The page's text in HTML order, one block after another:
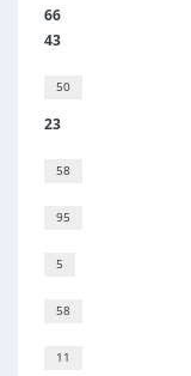
66
43
50
23
58
95
5
58
11